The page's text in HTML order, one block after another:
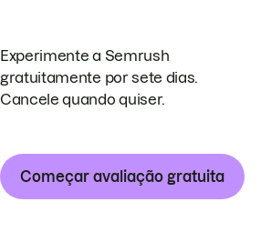
Experimente a Semrush
gratuitamente por sete dias.
Cancele quando quiser.
Começar avaliação gratuita